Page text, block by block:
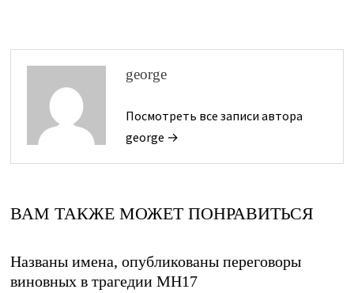
george
Посмотреть все записи автора
george →
ВАМ ТАКЖЕ МОЖЕТ ПОНРАВИТЬСЯ
Названы имена, опубликованы переговоры
виновных в трагедии МН17